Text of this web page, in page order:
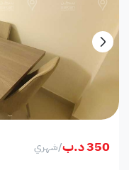
350 د.ب /شهري